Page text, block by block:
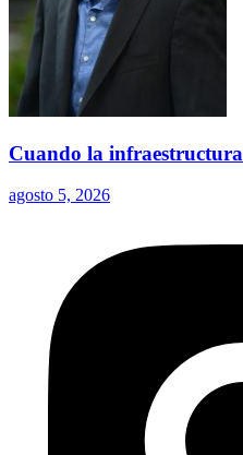
Cuando la
agosto 5, 2026